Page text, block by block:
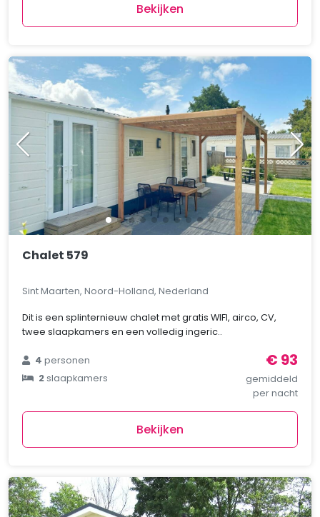
Bekijken
Chalet 579
Sint Maarten, Noord-Holland, Nederland
Dit is een splinternieuw chalet met gratis WIFI, airco, CV,
twee slaapkamers en een volledig ingeric..
4personen
2slaapkamers
€ 93
gemiddeld
per nacht
Bekijken